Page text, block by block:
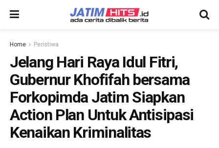
Home Peristiwa
Jelang Hari Raya Idul Fitri,
Gubernur Khofifah bersama
Forkopimda Jatim Siapkan
Action Plan Untuk Antisipasi
Kenaikan Kriminalitas